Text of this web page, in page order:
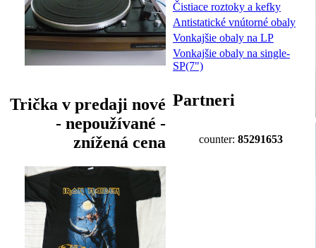
Trička v predaji nové
- nepoužívané -
znížená cena
Čistiace roztoky a kefky
Antistatické vnútorné obaly
Vonkajšie obaly na LP
Vonkajšie obaly na single-
SP(7")
Partneri
counter: 85291653